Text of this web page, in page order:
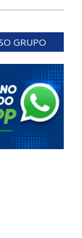
GRUPO